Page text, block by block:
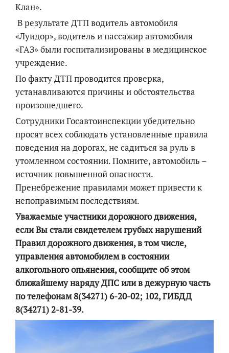
Клан».
В результате ДТП водитель автомобиля
«Луидор», водитель и пассажир автомобиля
«ГАЗ» были госпитализированы в медицинское
учреждение.
По факту ДТП проводится проверка,
устанавливаются причины и обстоятельства
произошедшего.
Сотрудники Госавтоинспекции убедительно
просят всех соблюдать установленные правила
поведения на дорогах, не садиться за руль в
утомленном состоянии. Помните, автомобиль –
источник повышенной опасности.
Пренебрежение правилами может привести к
непоправимым последствиям.
Уважаемые участники дорожного движения,
если Вы стали свидетелем грубых нарушений
Правил дорожного движения, в том числе,
управления автомобилем в состоянии
алкогольного опьянения, сообщите об этом
ближайшему наряду ДПС или в дежурную часть
по телефонам 8(34271) 6-20-02; 102, ГИБДД
8(34271) 2-81-39.